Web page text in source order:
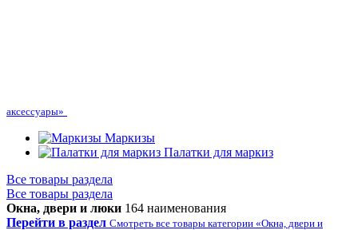
аксессуары»
Маркизы
Палатки для маркиз
Все товары раздела
Все товары раздела
Окна, двери и люки 164 наименования
Перейти в раздел Смотреть все товары категории «Окна, двери и